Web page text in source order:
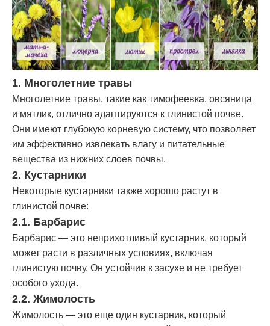
1. Многолетние травы
Многолетние травы, такие как тимофеевка, овсяница
и мятлик, отлично адаптируются к глинистой почве.
Они имеют глубокую корневую систему, что позволяет
им эффективно извлекать влагу и питательные
вещества из нижних слоев почвы.
2. Кустарники
Некоторые кустарники также хорошо растут в
глинистой почве:
2.1. Барбарис
Барбарис — это неприхотливый кустарник, который
может расти в различных условиях, включая
глинистую почву. Он устойчив к засухе и не требует
особого ухода.
2.2. Жимолость
Жимолость — это еще один кустарник, который